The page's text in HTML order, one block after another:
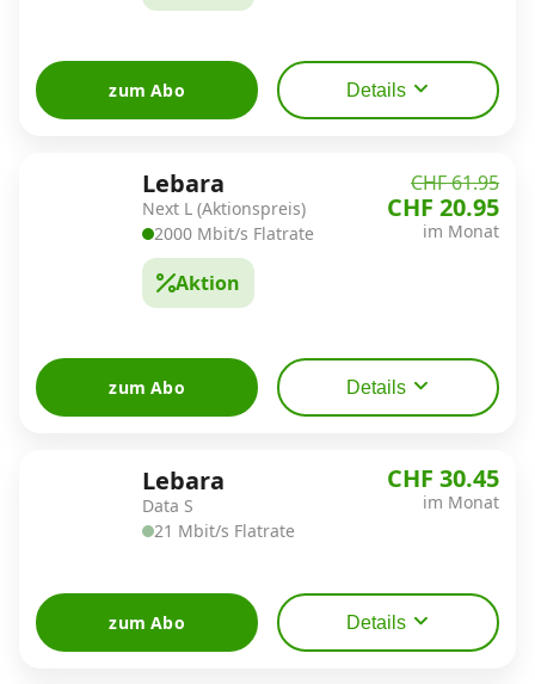
zum Abo Details
Lebara
Next L (Aktionspreis)
2000 Mbit/s Flatrate
Aktion
CHF 61.95
CHF 20.95
im Monat
zum Abo Details
Lebara
Data S
21 Mbit/s Flatrate
CHF 30.45
im Monat
zum Abo Details